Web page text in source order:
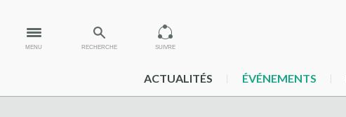
MENU RECHERCHE SUIVRE
ACTUALITÉS ÉVÉNEMENTS